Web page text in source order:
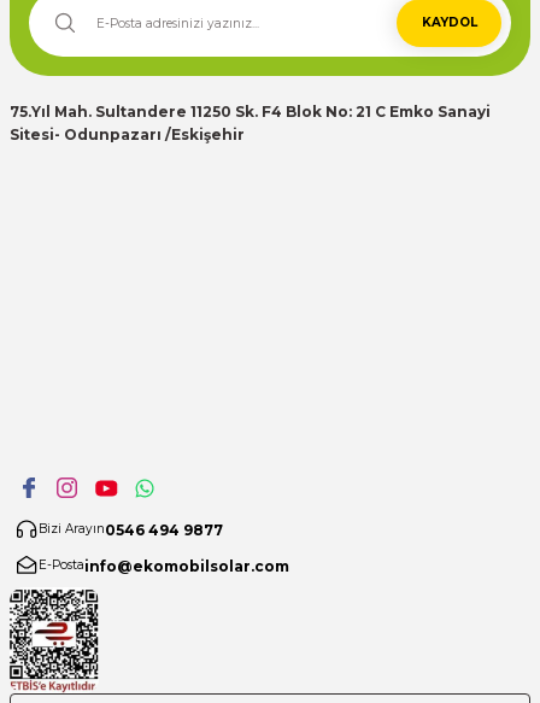
KAYDOL
75.Yıl Mah. Sultandere 11250 Sk. F4 Blok No: 21 C Emko Sanayi
Sitesi- Odunpazarı /Eskişehir
Bizi Arayın0546 494 9877
E-Postainfo@ekomobilsolar.com